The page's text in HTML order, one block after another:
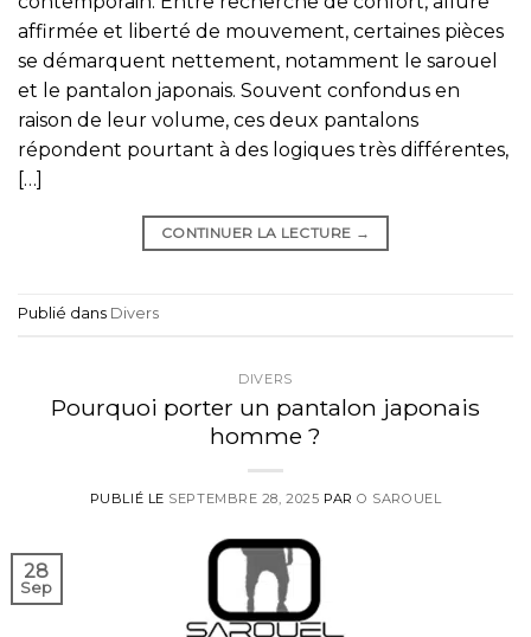
affirmée et liberté de mouvement, certaines pièces
se démarquent nettement, notamment le sarouel
et le pantalon japonais. Souvent confondus en
raison de leur volume, ces deux pantalons
répondent pourtant à des logiques très différentes,
[…]
CONTINUER LA LECTURE →
Publié dans Divers
DIVERS
Pourquoi porter un pantalon japonais
homme ?
PUBLIÉ LE SEPTEMBRE 28, 2025 PARO SAROUEL
28
Sep